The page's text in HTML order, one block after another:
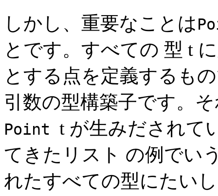
しかし、重要なことは
とです。すべての 型 t
とする点を定義するも
引数の型構築子です。
Point t が生みだされて
てきたリスト の例でい
れたすべての型にたい